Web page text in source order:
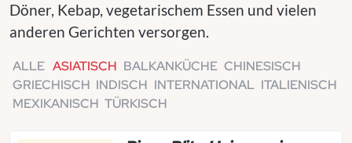
Döner, Kebap, vegetarischem Essen und vielen
anderen Gerichten versorgen.
ALLE ASIATISCH BALKANKÜCHE CHINESISCH
GRIECHISCH INDISCH INTERNATIONAL ITALIENISCH
MEXIKANISCH TÜRKISCH